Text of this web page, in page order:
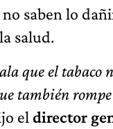
saben lo
salud.
que el tabaco
también
el director